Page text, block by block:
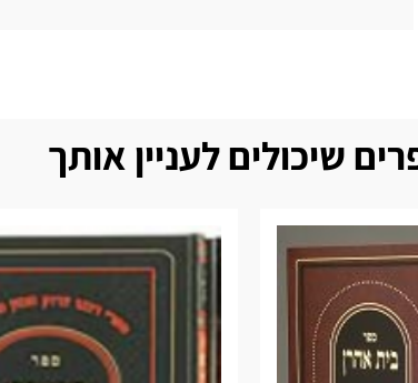
שיכולים לעניין אותך